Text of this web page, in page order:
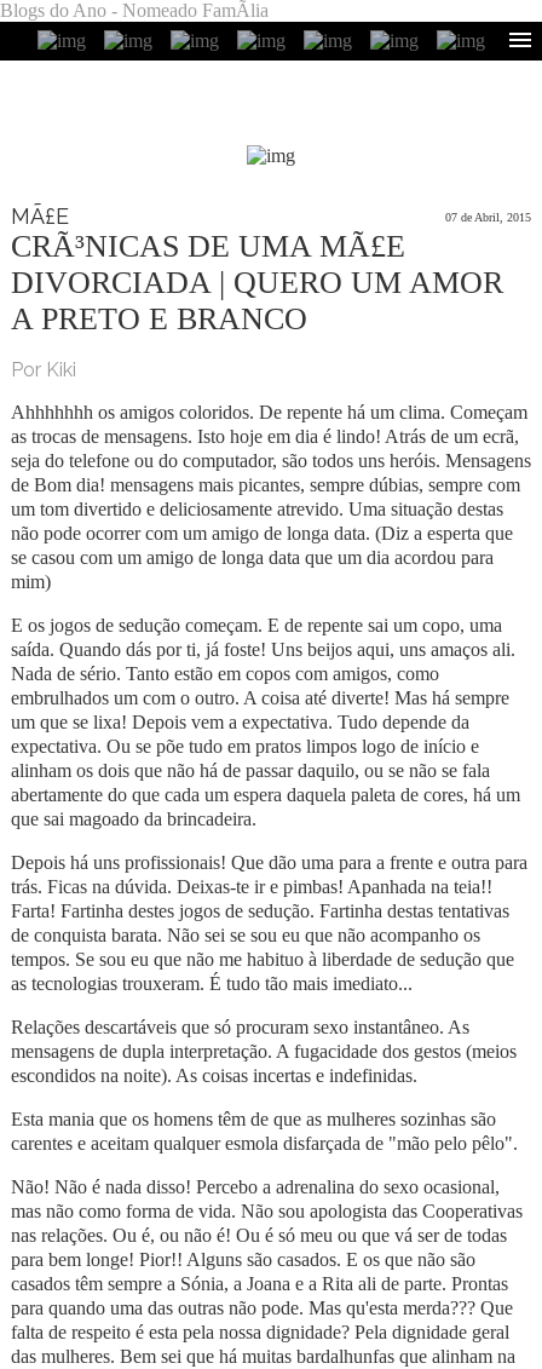
Blogs do Ano - Nomeado FamÃ­lia
MÃ£E 07 de Abril, 2015
CRÃ³NICAS DE UMA MÃ£E
DIVORCIADA | QUERO UM AMOR
A PRETO E BRANCO
Por Kiki
Ahhhhhhh os amigos coloridos. De repente há um clima. Começam
as trocas de mensagens. Isto hoje em dia é lindo! Atrás de um ecrã,
seja do telefone ou do computador, são todos uns heróis. Mensagens
de Bom dia! mensagens mais picantes, sempre dúbias, sempre com
um tom divertido e deliciosamente atrevido. Uma situação destas
não pode ocorrer com um amigo de longa data. (Diz a esperta que
se casou com um amigo de longa data que um dia acordou para
mim)
E os jogos de sedução começam. E de repente sai um copo, uma
saída. Quando dás por ti, já foste! Uns beijos aqui, uns amaços ali.
Nada de sério. Tanto estão em copos com amigos, como
embrulhados um com o outro. A coisa até diverte! Mas há sempre
um que se lixa! Depois vem a expectativa. Tudo depende da
expectativa. Ou se põe tudo em pratos limpos logo de início e
alinham os dois que não há de passar daquilo, ou se não se fala
abertamente do que cada um espera daquela paleta de cores, há um
que sai magoado da brincadeira.
Depois há uns profissionais! Que dão uma para a frente e outra para
trás. Ficas na dúvida. Deixas-te ir e pimbas! Apanhada na teia!!
Farta! Fartinha destes jogos de sedução. Fartinha destas tentativas
de conquista barata. Não sei se sou eu que não acompanho os
tempos. Se sou eu que não me habituo à liberdade de sedução que
as tecnologias trouxeram. É tudo tão mais imediato...
Relações descartáveis que só procuram sexo instantâneo. As
mensagens de dupla interpretação. A fugacidade dos gestos (meios
escondidos na noite). As coisas incertas e indefinidas.
Esta mania que os homens têm de que as mulheres sozinhas são
carentes e aceitam qualquer esmola disfarçada de "mão pelo pêlo".
Não! Não é nada disso! Percebo a adrenalina do sexo ocasional,
mas não como forma de vida. Não sou apologista das Cooperativas
nas relações. Ou é, ou não é! Ou é só meu ou que vá ser de todas
para bem longe! Pior!! Alguns são casados. E os que não são
casados têm sempre a Sónia, a Joana e a Rita ali de parte. Prontas
para quando uma das outras não pode. Mas qu'esta merda??? Que
falta de respeito é esta pela nossa dignidade? Pela dignidade geral
das mulheres. Bem sei que há muitas bardalhunfas que alinham na